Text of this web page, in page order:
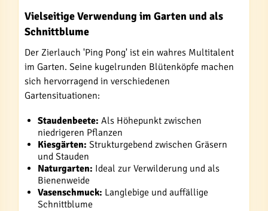
Vielseitige Verwendung im Garten und als
Schnittblume
Der Zierlauch 'Ping Pong' ist ein wahres Multitalent
im Garten. Seine kugelrunden Blütenköpfe machen
sich hervorragend in verschiedenen
Gartensituationen:
Staudenbeete: Als Höhepunkt zwischen
niedrigeren Pflanzen
Kiesgärten: Strukturgebend zwischen Gräsern
und Stauden
Naturgarten: Ideal zur Verwilderung und als
Bienenweide
Vasenschmuck: Langlebige und auffällige
Schnittblume